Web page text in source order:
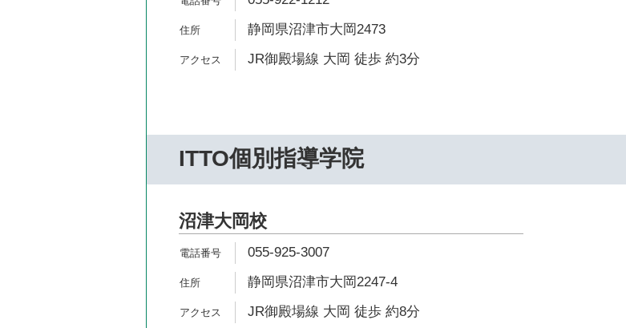
静岡県沼津市大岡2473
JR御殿場線 大岡 徒歩 約3分
ITTO個別指導学院
沼津大岡校
055-925-3007
静岡県沼津市大岡2247-4
JR御殿場線 大岡 徒歩 約8分